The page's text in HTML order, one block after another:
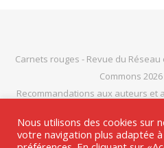
Carnets rouges - Revue du Réseau
Commons 2026
Recommandations aux auteurs et
Nous utilisons des cookies sur
votre navigation plus adaptée